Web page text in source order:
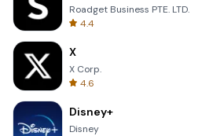
Roadget Business PTE. LTD.
4.4
X
X Corp.
4.6
Disney+
Disney